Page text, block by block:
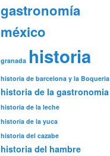
gastronomía
méxico
granada historia
historia de barcelona y la Boqueria
historia de la gastronomia
historia de la leche
historia de la yuca
historia del cazabe
historia del hambre